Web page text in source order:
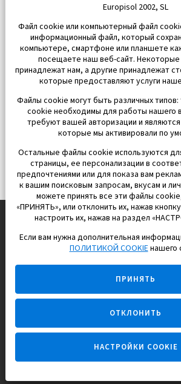
EUROPISOL 2002 S.L.
Строим и продаем дома
для счастливой жизни в Испании
Задайте вопрос
Europisol 2002, SL
Файл cookie или компьютерный файл
информационный файл, который
компьютере, смартфоне или планшете
посещаете наш веб-сайт.
принадлежат нам, а другие принадлежат
которые предоставляют услуги
Файлы cookie могут быть различных
cookie необходимы для работы нашего
требуют вашей авторизации и
которые мы активировали по
Остальные файлы cookie используются
страницы, ее персонализации в
предпочтениями или для показа вам
к вашим поисковым запросам, вкусам и
можете принять все эти файлы
«ПРИНЯТЬ», или отклонить их, нажав
настроить их, нажав на раздел
Если вам нужна дополнительная
ПОЛИТИКОЙ COOKIEнашего
ПРИНЯТЬ
ОТКЛОНИТЬ
НАСТРОЙКИ COOKIE